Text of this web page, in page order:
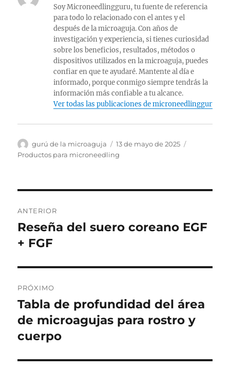
Soy Microneedlingguru, tu fuente de referencia
para todo lo relacionado con el antes y el
después de la microaguja. Con años de
investigación y experiencia, si tienes curiosidad
sobre los beneficios, resultados, métodos o
dispositivos utilizados en la microaguja, puedes
confiar en que te ayudaré. Mantente al día e
informado, porque conmigo siempre tendrás la
información más confiable a tu alcance.
Ver todas las publicaciones de microneedlingguru
Autor
gurú de la microaguja
Publicado
el
13 de mayo de 2025
Productos para microneedling
de
entradas
ANTERIOR
Publicación
anterior:
Reseña del suero coreano EGF
+ FGF
PRÓXIMO
Siguiente
publicación:
Tabla de profundidad del área
de microagujas para rostro y
cuerpo